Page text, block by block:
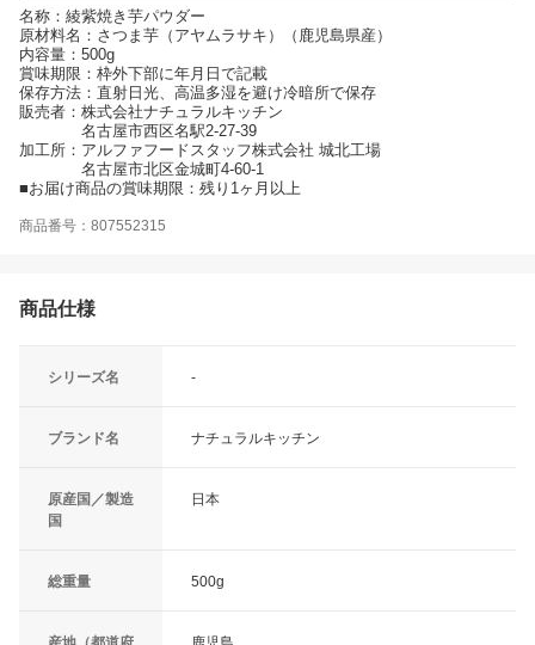
名称：綾紫焼き芋パウダー
原材料名：さつま芋（アヤムラサキ）（鹿児島県産）
内容量：500g
賞味期限：枠外下部に年月日で記載
保存方法：直射日光、高温多湿を避け冷暗所で保存
販売者：株式会社ナチュラルキッチン
名古屋市西区名駅2-27-39
加工所：アルファフードスタッフ株式会社 城北工場
名古屋市北区金城町4-60-1
■お届け商品の賞味期限：残り1ヶ月以上
商品番号：807552315
商品仕様
シリーズ名 -
ブランド名 ナチュラルキッチン
原産国／製造
国
日本
総重量 500g